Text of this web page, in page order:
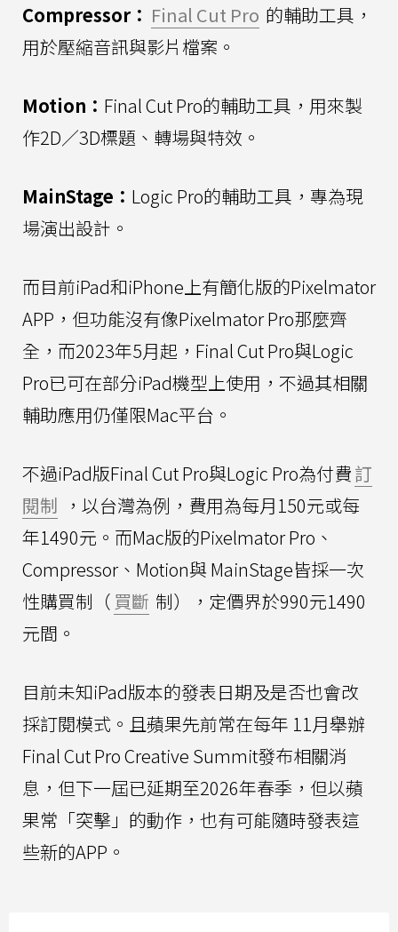
Compressor： Final Cut Pro 的輔助工具，
用於壓縮音訊與影片檔案。
Motion： Final Cut Pro的輔助工具，用來製
作2D／3D標題、轉場與特效。
MainStage： Logic Pro的輔助工具，專為現
場演出設計。
而目前iPad和iPhone上有簡化版的Pixelmator
APP，但功能沒有像Pixelmator Pro那麼齊
全，而2023年5月起，Final Cut Pro與Logic
Pro已可在部分iPad機型上使用，不過其相關
輔助應用仍僅限Mac平台。
不過iPad版Final Cut Pro與Logic Pro為付費訂
閱制 ，以台灣為例，費用為每月150元或每
年1490元。而Mac版的Pixelmator Pro、
Compressor、Motion與 MainStage皆採一次
性購買制（ 買斷 制），定價界於990元1490
元間。
目前未知iPad版本的發表日期及是否也會改
採訂閱模式。且蘋果先前常在每年 11月舉辦
Final Cut Pro Creative Summit發布相關消
息，但下一屆已延期至2026年春季，但以蘋
果常「突擊」的動作，也有可能隨時發表這
些新的APP。